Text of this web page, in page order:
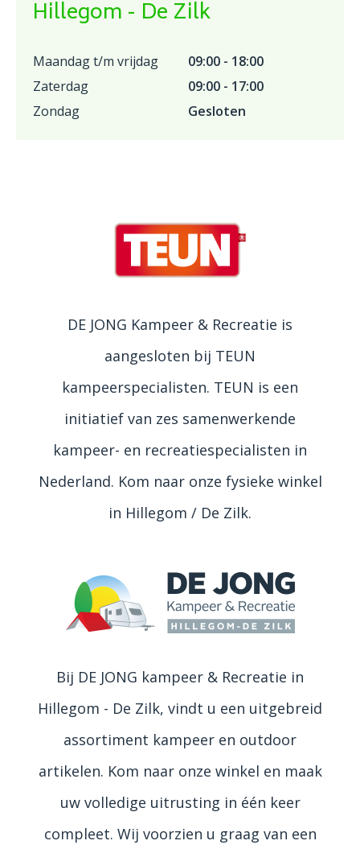
Hillegom - De Zilk
Maandag t/m vrijdag
09:00 - 18:00
Zaterdag
09:00 - 17:00
Zondag
Gesloten
DE JONG Kampeer & Recreatie is
aangesloten bij TEUN
kampeerspecialisten. TEUN is een
initiatief van zes samenwerkende
kampeer- en recreatiespecialisten in
Nederland. Kom naar onze fysieke winkel
in Hillegom / De Zilk.
Bij DE JONG kampeer & Recreatie in
Hillegom - De Zilk, vindt u een uitgebreid
assortiment kampeer en outdoor
artikelen. Kom naar onze winkel en maak
uw volledige uitrusting in één keer
compleet. Wij voorzien u graag van een